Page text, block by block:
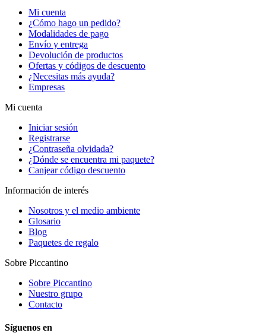
Mi cuenta
¿Cómo hago un pedido?
Modalidades de pago
Envío y entrega
Devolución de productos
Ofertas y códigos de descuento
¿Necesitas más ayuda?
Empresas
Mi cuenta
Iniciar sesión
Registrarse
¿Contraseña olvidada?
¿Dónde se encuentra mi paquete?
Canjear código descuento
Información de interés
Nosotros y el medio ambiente
Glosario
Blog
Paquetes de regalo
Sobre Piccantino
Sobre Piccantino
Nuestro grupo
Contacto
Síguenos en